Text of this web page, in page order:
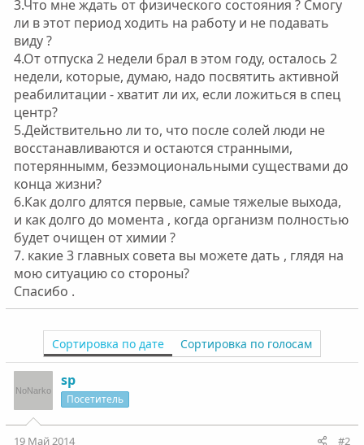
3.Что мне ждать от физического состояния ? Смогу
ли в этот период ходить на работу и не подавать
виду ?
4.От отпуска 2 недели брал в этом году, осталось 2
недели, которые, думаю, надо посвятить активной
реабилитации - хватит ли их, если ложиться в спец
центр?
5.Действительно ли то, что после солей люди не
восстанавливаются и остаются странными,
потеряннымм, безэмоциональными существами до
конца жизни?
6.Как долго длятся первые, самые тяжелые выхода,
и как долго до момента , когда организм полностью
будет очищен от химии ?
7. какие 3 главных совета вы можете дать , глядя на
мою ситуацию со стороны?
Спасибо .
Сортировка по дате Сортировка по голосам
sp
Посетитель
19 Май 2014 #2